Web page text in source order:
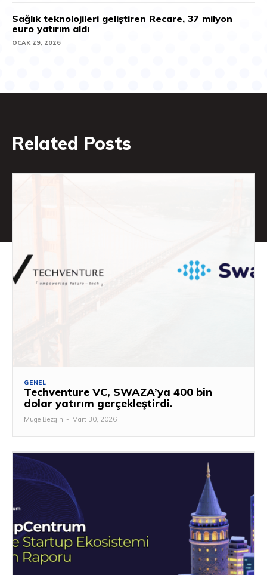
Sağlık teknolojileri geliştiren Recare, 37 milyon
euro yatırım aldı
OCAK 29, 2026
Related Posts
GENEL
Techventure VC, SWAZA’ya 400 bin
dolar yatırım gerçekleştirdi.
Müge Bezgin - Mart 30, 2026